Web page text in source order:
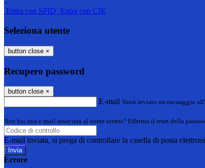
-
Entra con SPID Entra con CIE
Seleziona utente
button close ×
Recupero password
button close ×
E-mail Verrà inviato un messaggio
Non hai una e-mail associata al nome utente? Effettua il reset della
E-mail inviata, si prega di controllare la casella di posta
Errore